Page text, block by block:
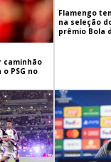
caminhão
PSG no
Flamengo
na seleção
prêmio Bola